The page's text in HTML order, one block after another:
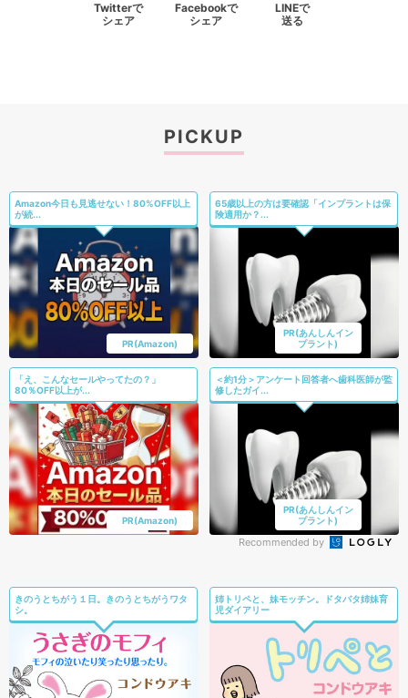
Twitterで
シェア
Facebookで
シェア
LINEで
送る
PICKUP
Amazon今日も見逃せない！80%OFF以上
が続...
PR(Amazon)
65歳以上の方は要確認「インプラントは保
険適用か？...
PR(あんしんイン
プラント)
「え、こんなセールやってたの？」
80％OFF以上が...
PR(Amazon)
＜約1分＞アンケート回答者へ歯科医師が監
修したガイ...
PR(あんしんイン
プラント)
Recommended by
きのうとちがう１日。きのうとちがうワタ
シ。
姉トリペと、妹モッチン。ドタバタ姉妹育
児ダイアリー